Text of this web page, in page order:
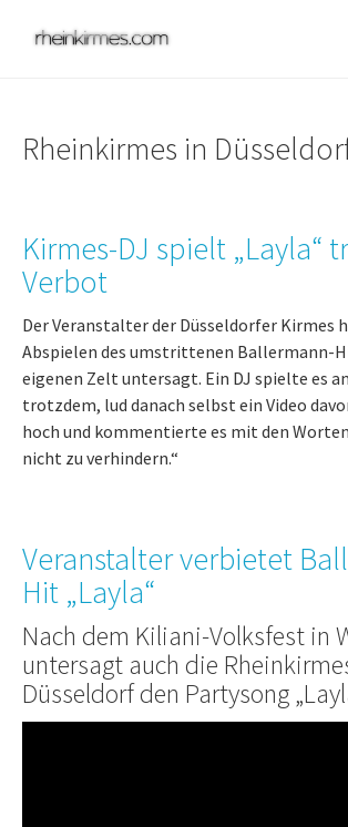
Rheinkirmes in
Kirmes-DJ spielt „Layla“
Verbot
Der Veranstalter der Düsseldorfer Kirmes
Abspielen des umstrittenen Ballermann-
eigenen Zelt untersagt. Ein DJ spielte es
trotzdem, lud danach selbst ein Video
hoch und kommentierte es mit den
nicht zu verhindern.“
Veranstalter verbietet
Hit „Layla“
Nach dem Kiliani-Volksfest in
untersagt auch die
Düsseldorf den Partysong